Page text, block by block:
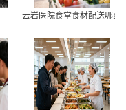
云岩医院食堂食材配送哪家